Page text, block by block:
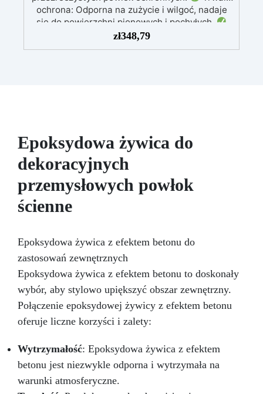
ochrona: Odporna na zużycie i wilgoć, nadaje
się do powierzchni pionowych i pochyłych.
Błyszcząca i naprawcza: Jedna warstwa
zapewnia gładką, lśniącą powierzchnię
zł348,79
Epoksydowa żywica do
dekoracyjnych
przemysłowych powłok
ścienne
Epoksydowa żywica z efektem betonu do
zastosowań zewnętrznych
Epoksydowa żywica z efektem betonu to doskonały
wybór, aby stylowo upiększyć obszar zewnętrzny.
Połączenie epoksydowej żywicy z efektem betonu
oferuje liczne korzyści i zalety:
Wytrzymałość: Epoksydowa żywica z efektem
betonu jest niezwykle odporna i wytrzymała na
warunki atmosferyczne.